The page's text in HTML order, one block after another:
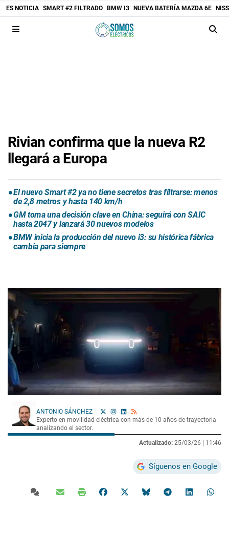
ES NOTICIA SMART #2 FILTRADO BMW I3 NUEVA BATERÍA MAZDA 6E
Rivian confirma que la nueva R2
llegará a Europa
El nuevo Smart #2 ya no tiene secretos tras filtrarse: menos
de 2,8 metros y hasta 140 km/h
GM toma una decisión clave en China: seguirá con SAIC
hasta 2047 y lanzará 30 nuevos modelos
BMW inicia la producción del nuevo i3: su histórica fábrica
cambia para siempre
ANTONIO SÁNCHEZ
Experto en movilidad eléctrica con más de 10 años de trayectoria
analizando el sector.
Actualizado: 25/03/26 | 11:46
Síguenos en Google